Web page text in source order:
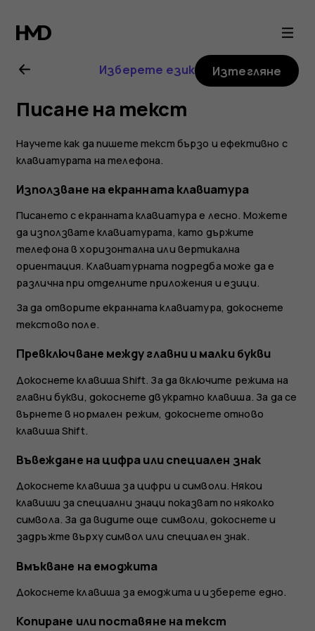
Ръководство
на
потребителя
за
Nokia
8
Sirocco
Изберете език Изтегляне
Писане на текст
Научете как да пишете текст бързо и ефективно с
клавиатурата на телефона.
Използване на екранната клавиатура
Писането с екранната клавиатура е лесно. Можете
да използвате клавиатурата, като държите
телефона в хоризонтална или вертикална
ориентация. Клавиатурната подредба може да е
различна при отделните приложения и езици.
За да отворите екранната клавиатура, докоснете
текстово поле.
Превключване между главни и малки букви
Докоснете клавиша Shift. За да включите режима на
главни букви, докоснете двукратно клавиша. За да се
върнете в нормален режим, докоснете отново
клавиша Shift.
Въвеждане на цифра или специален знак
Докоснете клавиша за цифри и символи. Някои
клавиши за специални знаци показват по няколко
символа. За да видите още символи, докоснете и
задръжте върху символ или специален знак.
Вмъкване на емоджита
Докоснете клавиша за емоджита и изберете едно.
Копиране или поставяне на текст